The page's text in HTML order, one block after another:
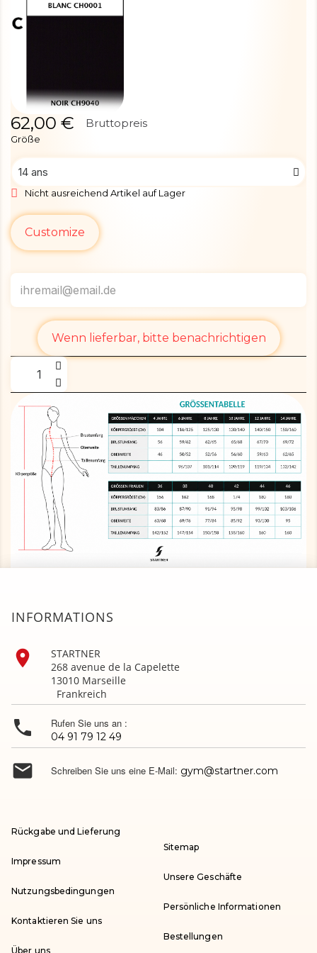
62,00 € Bruttopreis
Größe
Nicht ausreichend Artikel auf Lager
Customize
Wenn lieferbar, bitte benachrichtigen
INFORMATIONS

STARTNER
268 avenue de la Capelette
13010 Marseille
Frankreich
 Rufen Sie uns an :
04 91 79 12 49
 Schreiben Sie uns eine E-Mail: gym@startner.com
Rückgabe und Lieferung
Impressum
Nutzungsbedingungen
Kontaktieren Sie uns
Über uns
Sitemap
Unsere Geschäfte
Persönliche Informationen
Bestellungen